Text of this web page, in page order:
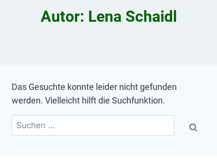
Autor: Lena Schaidl
Das Gesuchte konnte leider nicht gefunden
werden. Vielleicht hilft die Suchfunktion.